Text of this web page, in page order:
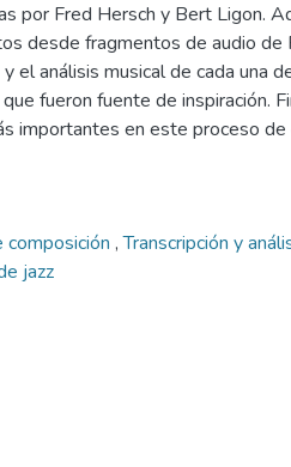
por Fred Hersch y Bert Ligon.
desde fragmentos de audio de
el análisis musical de cada una
fueron fuente de inspiración.
importantes en este proceso de
composición ,Transcripción y
jazz